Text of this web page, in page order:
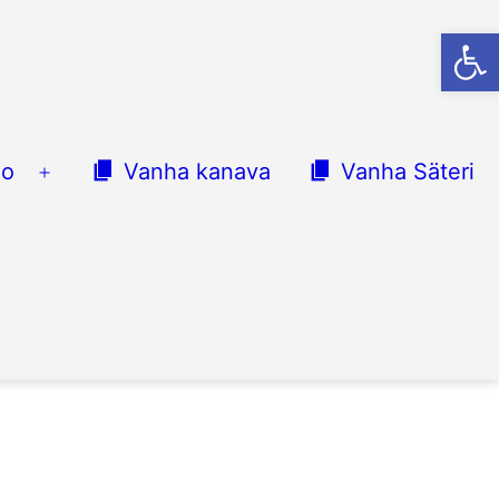
Avaa
Vanha kanava Vanha Säteri